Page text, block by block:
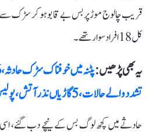
قریب چالوج موڑ پر بس بے قابو ہو کر سڑک
کل 18 افراد سوار تھے۔
یہ بھی پڑھیں :
تشدد والے حالات، 5 گاڑیاں نذر آتش، پولیس پر پتھراؤ
حادثے میں کچھ لوگ بس کے نیچے دب گئے، اسی